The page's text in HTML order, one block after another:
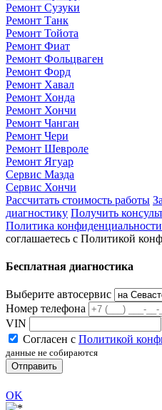
Ремонт Сузуки
Ремонт Танк
Ремонт Тойота
Ремонт Фиат
Ремонт Фольцваген
Ремонт Форд
Ремонт Хавал
Ремонт Хонда
Ремонт Хончи
Ремонт Чанган
Ремонт Чери
Ремонт Шевроле
Ремонт Ягуар
Сервис Мазда
Сервис Хончи
Рассчитать стоимость работы
диагностику Получить
Политика конфиденциальности
соглашаетесь с Политикой
Бесплатная диагностика
Выберите автосервис
Номер телефона
VIN
Согласен с Политикой
данные не собираются
Отправить
OK